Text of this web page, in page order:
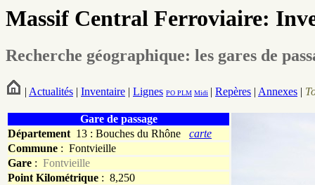
Massif Central Ferroviaire:
Recherche géographique: les gares de
| Actualités | Inventaire | Lignes PO PLM Midi | Repères | Annexes |
Gare de passage
Département 13 : Bouches du Rhône carte
Commune : Fontvieille
Gare : Fontvieille
Point Kilométrique : 8,250